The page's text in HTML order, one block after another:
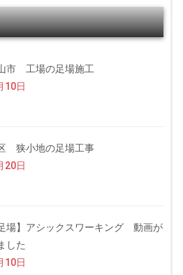
市 工場の足場施工
10日
狭小地の足場工事
20日
場】アシックスワーキング 動画が
した
10日